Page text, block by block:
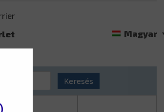
Magyar
Keresés